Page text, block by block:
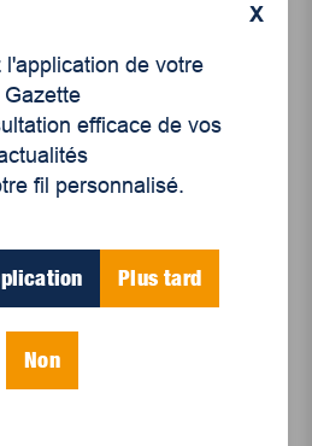
individuels conservés dans
la Justice, Ottawa,
gouvernementales, Archives
1994, 345 p.
journalistique des
Maîtrise en histoire, 2018,
1854, p. 3.
journalistique des
entre 1854 et 1932 »
X
l'application de votre
Gazette
efficace de vos
fil personnalisé.
Plus tard
Non